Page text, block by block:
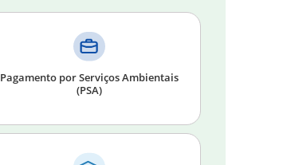
Pagamento por Serviços Ambientais
(PSA)